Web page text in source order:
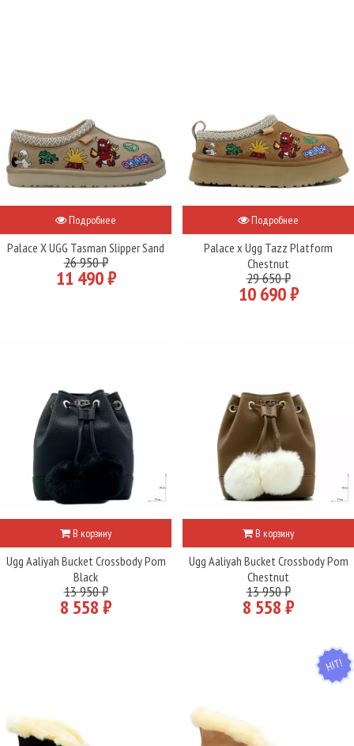
Подробнее
Palace X UGG Tasman Slipper Sand
26 950 ₽
11 490 ₽
Подробнее
Palace x Ugg Tazz Platform
Chestnut
29 650 ₽
10 690 ₽
В корзину
Ugg Aaliyah Bucket Crossbody Pom
Black
13 950 ₽
8 558 ₽
В корзину
Ugg Aaliyah Bucket Crossbody Pom
Chestnut
13 950 ₽
8 558 ₽
HIT